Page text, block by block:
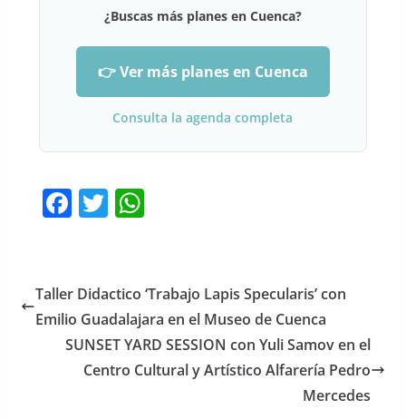
¿Buscas más planes en Cuenca?
👉 Ver más planes en Cuenca
Consulta la agenda completa
F
e
b
o
o
T
er
W
s
A
p
p
Taller Didactico ‘Trabajo Lapis Specularis’ con
Emilio Guadalajara en el Museo de Cuenca
SUNSET YARD SESSION con Yuli Samov en el
Centro Cultural y Artístico Alfarería Pedro
Mercedes